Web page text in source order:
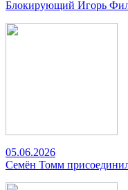
Блокирующий Игорь
05.06.2026
Семён Томм